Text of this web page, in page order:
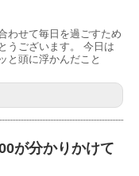
わせて毎日を過ごすため
うございます。 今日は
と頭に浮かんだこと
が分かりかけて